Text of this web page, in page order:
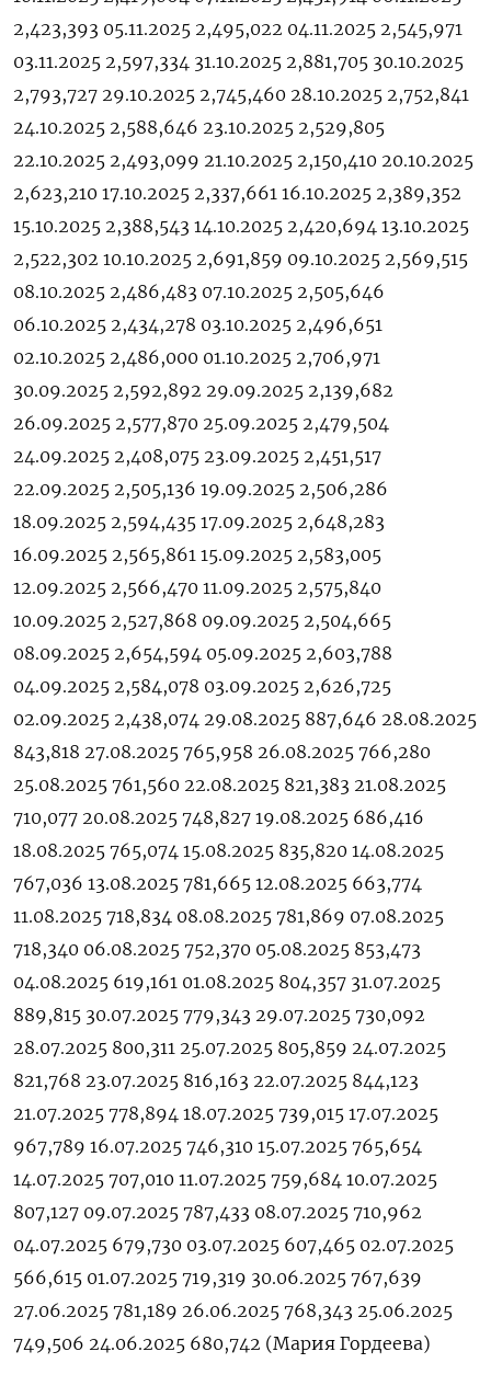
2,423,393 05.11.2025 2,495,022 04.11.2025 2,545,971
03.11.2025 2,597,334 31.10.2025 2,881,705 30.10.2025
2,793,727 29.10.2025 2,745,460 28.10.2025 2,752,841
24.10.2025 2,588,646 23.10.2025 2,529,805
22.10.2025 2,493,099 21.10.2025 2,150,410 20.10.2025
2,623,210 17.10.2025 2,337,661 16.10.2025 2,389,352
15.10.2025 2,388,543 14.10.2025 2,420,694 13.10.2025
2,522,302 10.10.2025 2,691,859 09.10.2025 2,569,515
08.10.2025 2,486,483 07.10.2025 2,505,646
06.10.2025 2,434,278 03.10.2025 2,496,651
02.10.2025 2,486,000 01.10.2025 2,706,971
30.09.2025 2,592,892 29.09.2025 2,139,682
26.09.2025 2,577,870 25.09.2025 2,479,504
24.09.2025 2,408,075 23.09.2025 2,451,517
22.09.2025 2,505,136 19.09.2025 2,506,286
18.09.2025 2,594,435 17.09.2025 2,648,283
16.09.2025 2,565,861 15.09.2025 2,583,005
12.09.2025 2,566,470 11.09.2025 2,575,840
10.09.2025 2,527,868 09.09.2025 2,504,665
08.09.2025 2,654,594 05.09.2025 2,603,788
04.09.2025 2,584,078 03.09.2025 2,626,725
02.09.2025 2,438,074 29.08.2025 887,646 28.08.2025
843,818 27.08.2025 765,958 26.08.2025 766,280
25.08.2025 761,560 22.08.2025 821,383 21.08.2025
710,077 20.08.2025 748,827 19.08.2025 686,416
18.08.2025 765,074 15.08.2025 835,820 14.08.2025
767,036 13.08.2025 781,665 12.08.2025 663,774
11.08.2025 718,834 08.08.2025 781,869 07.08.2025
718,340 06.08.2025 752,370 05.08.2025 853,473
04.08.2025 619,161 01.08.2025 804,357 31.07.2025
889,815 30.07.2025 779,343 29.07.2025 730,092
28.07.2025 800,311 25.07.2025 805,859 24.07.2025
821,768 23.07.2025 816,163 22.07.2025 844,123
21.07.2025 778,894 18.07.2025 739,015 17.07.2025
967,789 16.07.2025 746,310 15.07.2025 765,654
14.07.2025 707,010 11.07.2025 759,684 10.07.2025
807,127 09.07.2025 787,433 08.07.2025 710,962
04.07.2025 679,730 03.07.2025 607,465 02.07.2025
566,615 01.07.2025 719,319 30.06.2025 767,639
27.06.2025 781,189 26.06.2025 768,343 25.06.2025
749,506 24.06.2025 680,742 (Мария ‌Гордеева)